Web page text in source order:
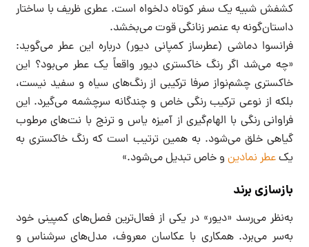
کشفش شبیه یک سفر کوتاه دلخواه است. عطری ظریف با ساختار
داستان‌گونه به عنصر زنانگی قوت می‌بخشد.
فرانسوا دماشی (عطرساز کمپانی دیور) درباره این عطر می‌گوید:
«چه می‌شد اگر رنگ خاکستری دیور واقعاً یک عطر می‌بود؟ این
خاکستری چشم‌نواز صرفا ترکیبی از رنگ‌های سیاه و سفید نیست،
بلکه از نوعی ترکیب رنگی خاص و چندگانه سرچشمه می‌گیرد. این
فراوانی رنگی با الهام‌گیری از آمیزه یاس و ترنج با نت‌های مرطوب
گیاهی خلق می‌شود. به همین ترتیب است که رنگ خاکستری به
یکعطر نمادینو خاص تبدیل می‌شود.»
بازسازی برند
به‌نظر می‌رسد «دیور» در یکی از فعال‌ترین فصل‌های کمپینی خود
به‌سر می‌برد. همکاری با عکاسان معروف، مدل‌های سرشناس و